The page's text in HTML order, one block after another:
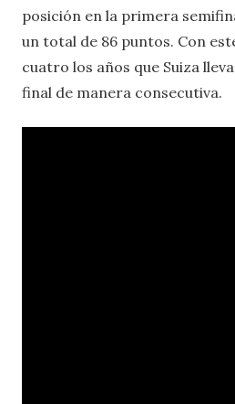
posición en la primera
un total de 86 puntos. Con
cuatro los años que Suiza
final de manera consecutiva.